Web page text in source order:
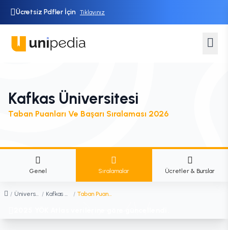
Ücretsiz Pdfler İçin Tıklayınız
Kafkas Üniversitesi
Taban Puanları Ve Başarı Sıralaması 2026
Genel Sıralamalar Ücretler & Burslar
/ Üniversiteler / Kafkas Üniversitesi / Taban Puanları ve Başarı Sıralaması